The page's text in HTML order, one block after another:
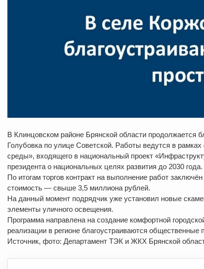
В Клинцовском районе Брянской области продолжается
Голубовка по улице Советской. Работы ведутся в
среды», входящего в национальный проект
президента о национальных целях развития до 2030 года.
По итогам торгов контракт на выполнение работ
стоимость — свыше 3,5 миллиона рублей.
На данный момент подрядчик уже установил новые
элементы уличного освещения.
Программа направлена на создание комфортной
реализации в регионе благоустраиваются общественные
Источник, фото: Департамент ТЭК и ЖКХ Брянской